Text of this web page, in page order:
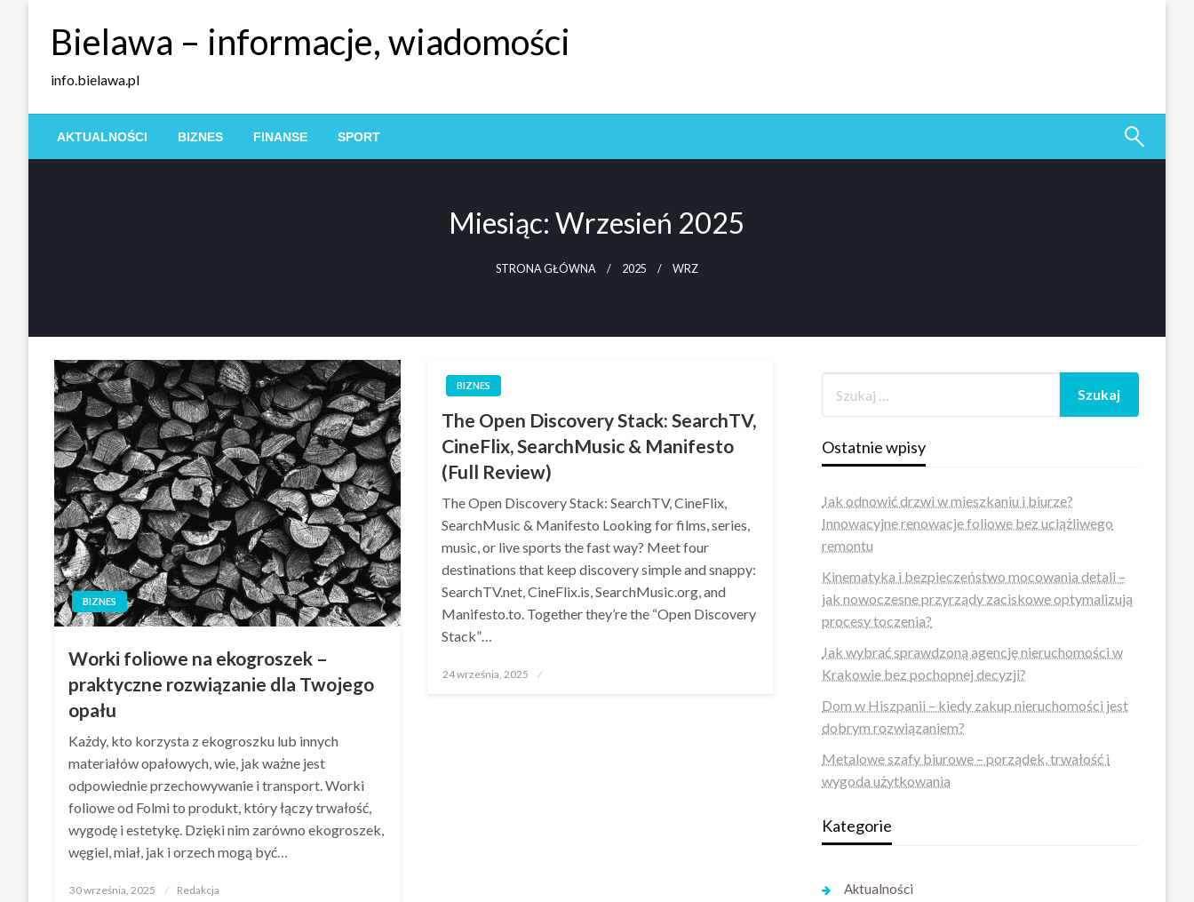
Bielawa – informacje, wiadomości
info.bielawa.pl
AKTUALNOŚCI BIZNES FINANSE SPORT
Miesiąc: Wrzesień 2025
STRONA GŁÓWNA 2025 WRZ
BIZNES
Worki foliowe na ekogroszek –
praktyczne rozwiązanie dla Twojego
opału
Każdy, kto korzysta z ekogroszku lub innych
materiałów opałowych, wie, jak ważne jest
odpowiednie przechowywanie i transport. Worki
foliowe od Folmi to produkt, który łączy trwałość,
wygodę i estetykę. Dzięki nim zarówno ekogroszek,
węgiel, miał, jak i orzech mogą być…
Opublikowane
30 września, 2025 Redakcja
BIZNES
The Open Discovery Stack: SearchTV,
CineFlix, SearchMusic & Manifesto
(Full Review)
The Open Discovery Stack: SearchTV, CineFlix,
SearchMusic & Manifesto Looking for films, series,
music, or live sports the fast way? Meet four
destinations that keep discovery simple and snappy:
SearchTV.net, CineFlix.is, SearchMusic.org, and
Manifesto.to. Together they’re the “Open Discovery
Stack”…
Opublikowane
24 września, 2025
Ostatnie wpisy
Jak odnowić drzwi w mieszkaniu i biurze?
Innowacyjne renowacje foliowe bez uciążliwego
remontu
Kinematyka i bezpieczeństwo mocowania detali –
jak nowoczesne przyrządy zaciskowe optymalizują
procesy toczenia?
Jak wybrać sprawdzoną agencję nieruchomości w
Krakowie bez pochopnej decyzji?
Dom w Hiszpanii – kiedy zakup nieruchomości jest
dobrym rozwiązaniem?
Metalowe szafy biurowe – porządek, trwałość i
wygoda użytkowania
Kategorie
Aktualności